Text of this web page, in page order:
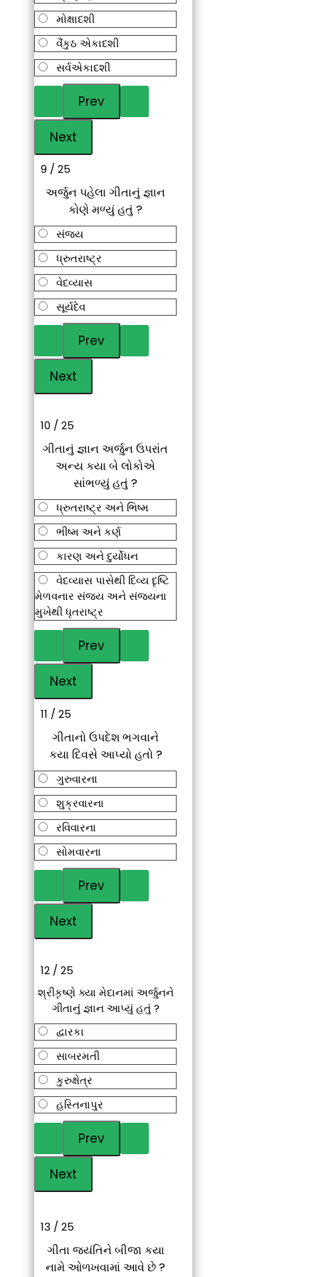
મોક્ષાદશી
વૈંકુઠ એકાદશી
સર્વએકાદશી
9 / 25
અર્જુન પહેલા ગીતાનું જ્ઞાન
કોણે મળ્યું હતું ?
સંજય
ધ્રુતરાષ્ટ્ર
વેદવ્યાસ
સૂર્યદેવ
10 / 25
ગીતાનું જ્ઞાન અર્જુન ઉપરાંત
અન્ય કયા બે લોકોએ
સાંભળ્યું હતું ?
ધ્રુતરાષ્ટ્ર અને ભિષ્મ
ભીષ્મ અને કર્ણ
કારણ અને દુર્યોધન
વેદવ્યાસ પાસેથી દિવ્ય દૃષ્ટિ
મેળવનાર સંજય અને સંજયના
મુખેથી ધૃતરાષ્ટ્ર
11 / 25
ગીતાનો ઉપદેશ ભગવાને
કયા દિવસે આપ્યો હતો ?
ગુરુવારના
શુક્રવારના
રવિવારના
સોમવારના
12 / 25
શ્રીકૃષ્ણે ક્યા મેદાનમાં અર્જુનને
ગીતાનું જ્ઞાન આપ્યું હતું ?
દ્વારકા
સાબરમતી
કુરુક્ષેત્ર
હસ્તિનાપુર
13 / 25
ગીતા જયંતિને બીજા કયા
નામે ઓળખવામાં આવે છે ?